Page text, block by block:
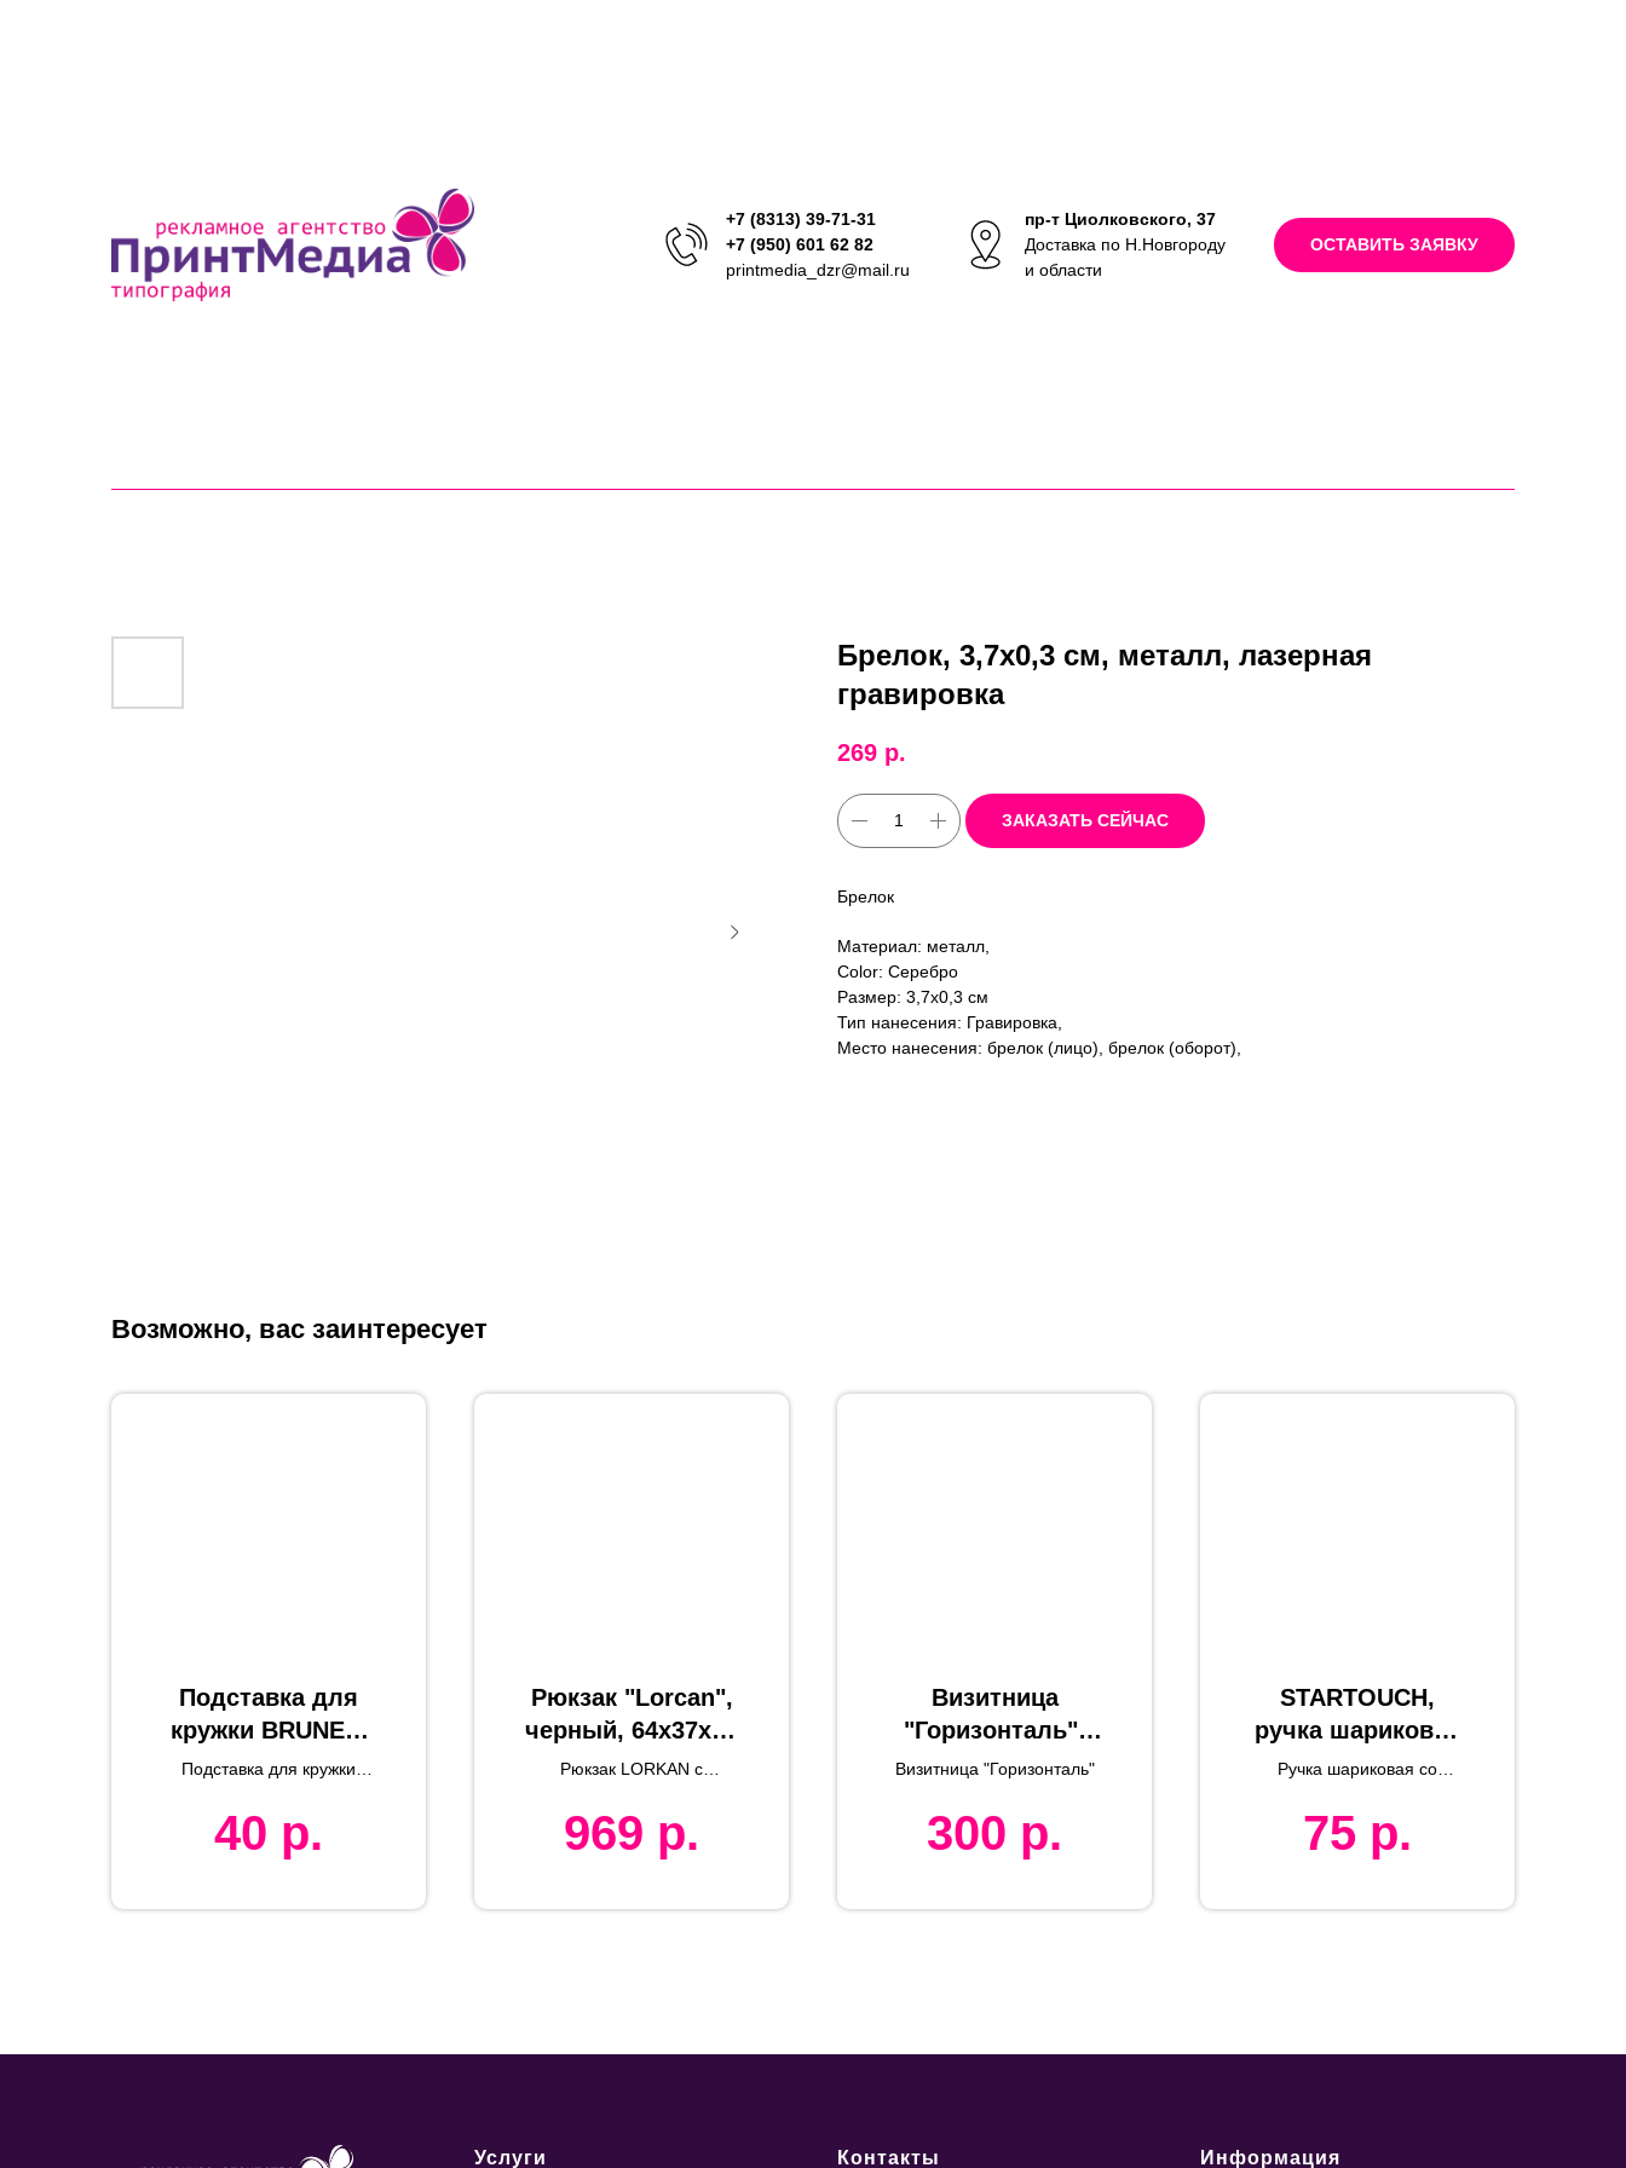
+7 (8313) 39-71-31
+7 (950) 601 62 82
printmedia_dzr@mail.ru
пр-т Циолковского, 37
Доставка по Н.Новгороду
и области
ОСТАВИТЬ ЗАЯВКУ
Брелок, 3,7х0,3 см, металл, лазерная
гравировка
269 р.
ЗАКАЗАТЬ СЕЙЧАС
Брелок
Материал: металл,
Color: Серебро
Размер: 3,7х0,3 см
Тип нанесения: Гравировка,
Место нанесения: брелок (лицо), брелок (оборот),
Возможно, вас заинтересует
Подставка для
кружки BRUNEX,
10х0,3см,
дерево
Подставка для кружки
40 р.
Рюкзак "Lorcan",
черный, 64x37x20
см, 100% пробка,
600D
Рюкзак LORKAN c
969 р.
Визитница
"Горизонталь",
оранжевый,
иск. кожа, металл
Визитница "Горизонталь"
300 р.
STARTOUCH,
ручка шариковая
со стилусом для
экранов,
перламутровый
Ручка шариковая со
75 р.
Услуги Контакты Информация